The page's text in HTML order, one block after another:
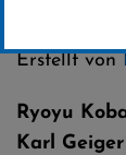
Erstellt von
Ryoyu
Karl